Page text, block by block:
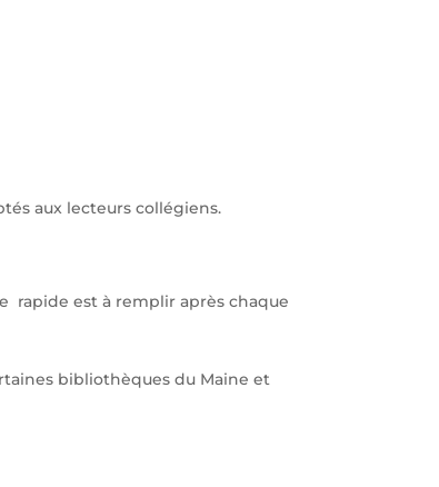
aux lecteurs collégiens.
rapide est à remplir après chaque
bibliothèques du Maine et